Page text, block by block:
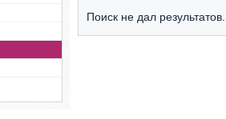
Поиск не дал результатов.